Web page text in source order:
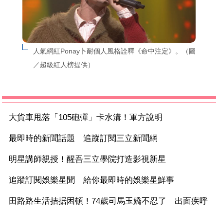
人氣網紅Ponay卜耐個人風格詮釋《命中注定》。（圖
／超級紅人榜提供）
大貨車甩落「105砲彈」卡水溝！軍方說明
最即時的新聞話題 追蹤訂閱三立新聞網
明星講師親授！醒吾三立學院打造影視新星
追蹤訂閱娛樂星聞 給你最即時的娛樂星鮮事
田路路生活拮据困頓！74歲司馬玉嬌不忍了 出面疾呼